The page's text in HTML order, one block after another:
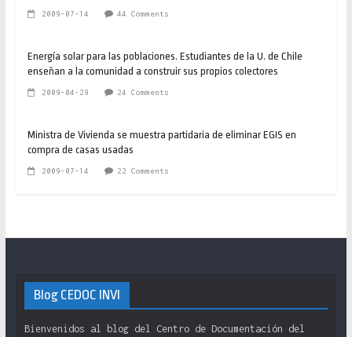
2009-07-14 44 Comments
Energía solar para las poblaciones. Estudiantes de la U. de Chile
enseñan a la comunidad a construir sus propios colectores
2009-04-29 24 Comments
Ministra de Vivienda se muestra partidaria de eliminar EGIS en
compra de casas usadas
2009-07-14 22 Comments
Blog CEDOC INVI
Bienvenidos al blog del Centro de Documentación del